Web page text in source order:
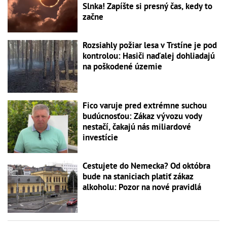
Slnka! Zapíšte si presný čas, kedy to
začne
Rozsiahly požiar lesa v Trstíne je pod
kontrolou: Hasiči naďalej dohliadajú
na poškodené územie
Fico varuje pred extrémne suchou
budúcnosťou: Zákaz vývozu vody
nestačí, čakajú nás miliardové
investície
Cestujete do Nemecka? Od októbra
bude na staniciach platiť zákaz
alkoholu: Pozor na nové pravidlá